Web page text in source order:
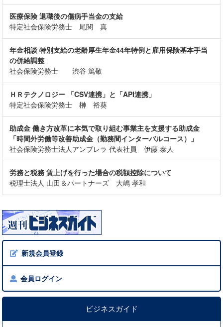
医療保険 退職後の傷病手当金の支給
特定社会保険労務士 尾関 真
年金相談 特別支給の老齢厚生年金44年特例と雇用保険基本手当
の併給調整
社会保険労務士 渋谷 篤敬
ＨＲテクノロジー 「CSV連携」と「API連携」
特定社会保険労務士 榊 裕葵
助成金 働き方改革に本気で取り組む事業主を支援する助成金
「時間外労働等改善助成金（勤務間インターバルコース）」
社会保険労務士法人アンブレラ 代表社員 伊藤 泰人
労務と税務 賃上げを行った場合の税額控除について
税理士法人 山田＆パートナーズ 大嶋 孝和
新規会員登録
会員ログイン
ビジネスガイド